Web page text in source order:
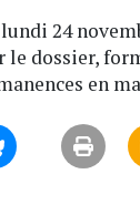
24
dossier,
en